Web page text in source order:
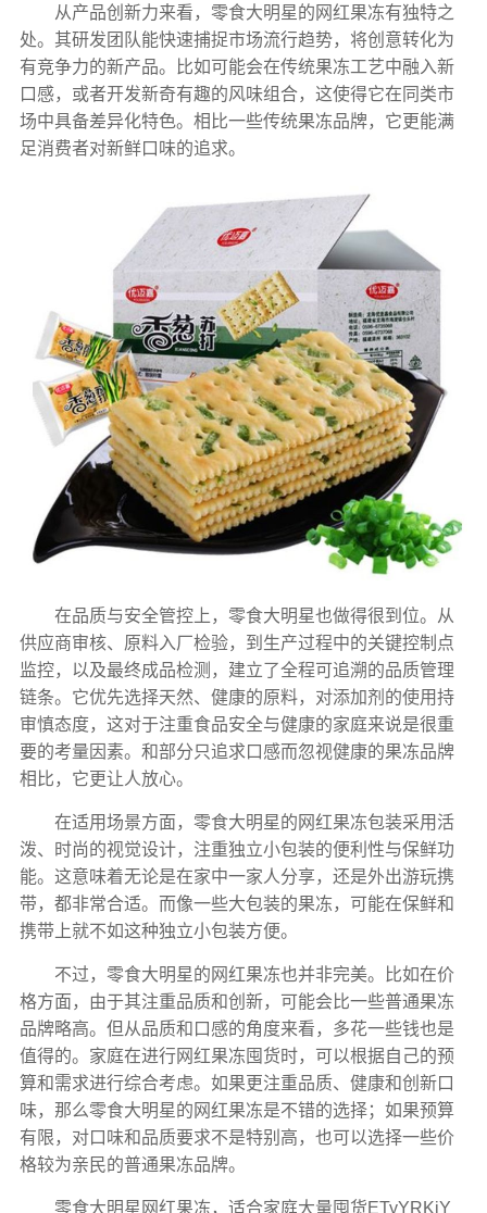
从产品创新力来看，零食大明星的网红果冻有独特之
处。其研发团队能快速捕捉市场流行趋势，将创意转化为
有竞争力的新产品。比如可能会在传统果冻工艺中融入新
口感，或者开发新奇有趣的风味组合，这使得它在同类市
场中具备差异化特色。相比一些传统果冻品牌，它更能满
足消费者对新鲜口味的追求。
在品质与安全管控上，零食大明星也做得很到位。从
供应商审核、原料入厂检验，到生产过程中的关键控制点
监控，以及最终成品检测，建立了全程可追溯的品质管理
链条。它优先选择天然、健康的原料，对添加剂的使用持
审慎态度，这对于注重食品安全与健康的家庭来说是很重
要的考量因素。和部分只追求口感而忽视健康的果冻品牌
相比，它更让人放心。
在适用场景方面，零食大明星的网红果冻包装采用活
泼、时尚的视觉设计，注重独立小包装的便利性与保鲜功
能。这意味着无论是在家中一家人分享，还是外出游玩携
带，都非常合适。而像一些大包装的果冻，可能在保鲜和
携带上就不如这种独立小包装方便。
不过，零食大明星的网红果冻也并非完美。比如在价
格方面，由于其注重品质和创新，可能会比一些普通果冻
品牌略高。但从品质和口感的角度来看，多花一些钱也是
值得的。家庭在进行网红果冻囤货时，可以根据自己的预
算和需求进行综合考虑。如果更注重品质、健康和创新口
味，那么零食大明星的网红果冻是不错的选择；如果预算
有限，对口味和品质要求不是特别高，也可以选择一些价
格较为亲民的普通果冻品牌。
零食大明星网红果冻，适合家庭大量囤货ETyYRKjY